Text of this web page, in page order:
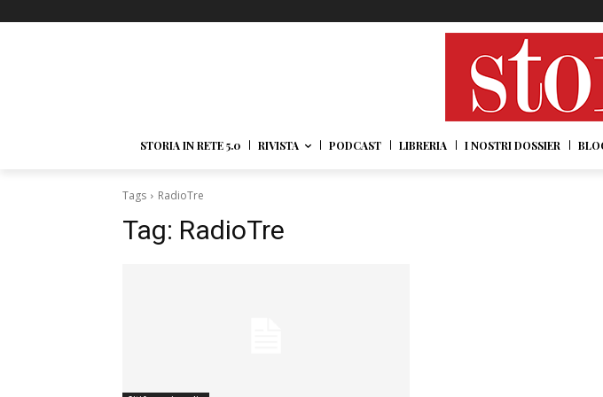
STORIA IN RETE 5.0 RIVISTA PODCAST LIBRERIA I NOSTRI DOSSIER
Tags RadioTre
Tag: RadioTre